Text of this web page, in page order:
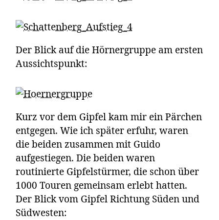
Der Blick auf die Hörnergruppe am ersten
Aussichtspunkt:
Kurz vor dem Gipfel kam mir ein Pärchen
entgegen. Wie ich später erfuhr, waren
die beiden zusammen mit Guido
aufgestiegen. Die beiden waren
routinierte Gipfelstürmer, die schon über
1000 Touren gemeinsam erlebt hatten.
Der Blick vom Gipfel Richtung Süden und
Südwesten: